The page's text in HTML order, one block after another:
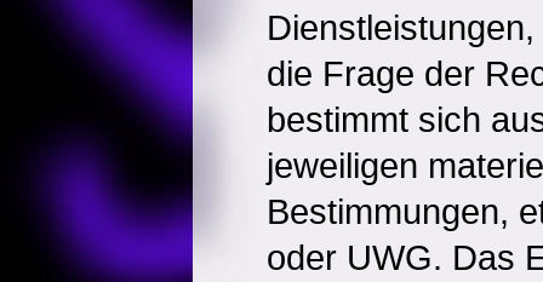
die Frage der
bestimmt sich
jeweiligen
Bestimmungen,
oder UWG. Das